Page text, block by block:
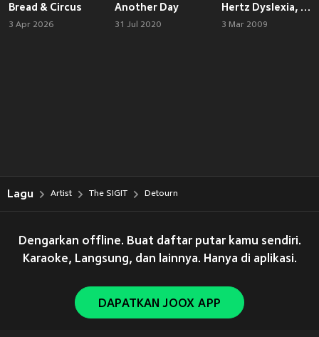
Bread & Circus
3 Apr 2026
Another Day
31 Jul 2020
Hertz Dyslexia, Pt. 11
3 Mar 2009
Lagu Artist The SIGIT Detourn
Dengarkan offline. Buat daftar putar kamu sendiri.
Karaoke, Langsung, dan lainnya. Hanya di aplikasi.
DAPATKAN JOOX APP